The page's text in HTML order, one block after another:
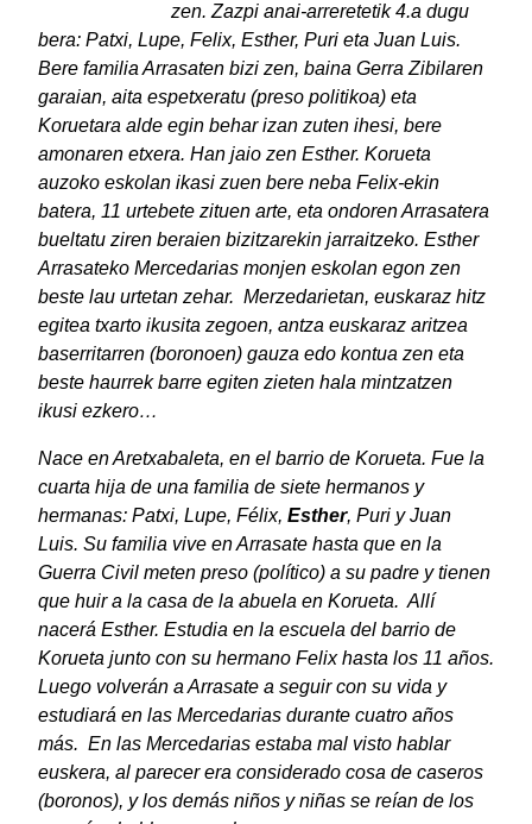
zen. Zazpi anai-arreretetik 4.a dugu
bera: Patxi, Lupe, Felix, Esther, Puri eta Juan Luis.
Bere familia Arrasaten bizi zen, baina Gerra Zibilaren
garaian, aita espetxeratu (preso politikoa) eta
Koruetara alde egin behar izan zuten ihesi, bere
amonaren etxera. Han jaio zen Esther. Korueta
auzoko eskolan ikasi zuen bere neba Felix-ekin
batera, 11 urtebete zituen arte, eta ondoren Arrasatera
bueltatu ziren beraien bizitzarekin jarraitzeko. Esther
Arrasateko Mercedarias monjen eskolan egon zen
beste lau urtetan zehar. Merzedarietan, euskaraz hitz
egitea txarto ikusita zegoen, antza euskaraz aritzea
baserritarren (boronoen) gauza edo kontua zen eta
beste haurrek barre egiten zieten hala mintzatzen
ikusi ezkero…
Nace en Aretxabaleta, en el barrio de Korueta. Fue la
cuarta hija de una familia de siete hermanos y
hermanas: Patxi, Lupe, Félix, Esther, Puri y Juan
Luis. Su familia vive en Arrasate hasta que en la
Guerra Civil meten preso (político) a su padre y tienen
que huir a la casa de la abuela en Korueta. Allí
nacerá Esther. Estudia en la escuela del barrio de
Korueta junto con su hermano Felix hasta los 11 años.
Luego volverán a Arrasate a seguir con su vida y
estudiará en las Mercedarias durante cuatro años
más. En las Mercedarias estaba mal visto hablar
euskera, al parecer era considerado cosa de caseros
(boronos), y los demás niños y niñas se reían de los